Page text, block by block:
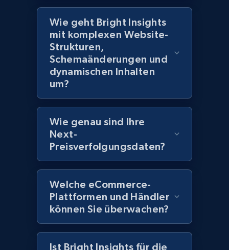
2.1K+ 375+ Jetzt anfangen
Amazon products global dataset -
Collecting products by keyword search
Title, Seller name, Brand, Description, Initial
price, Currency, Availability, Reviews count, and
2.1K+ 375+ Jetzt anfangen
Amazon products global dataset - Collects
products by best sellers category URL
Title, Seller name, Brand, Description, Initial
price, Currency, Availability, Reviews count, and
Wie geht Bright Insights
mit komplexen Website-
Strukturen,
Schemaänderungen und
dynamischen Inhalten
um?
Wie genau sind Ihre
Next-
Preisverfolgungsdaten?
Welche eCommerce-
Plattformen und Händler
können Sie überwachen?
Ist Bright Insights für die